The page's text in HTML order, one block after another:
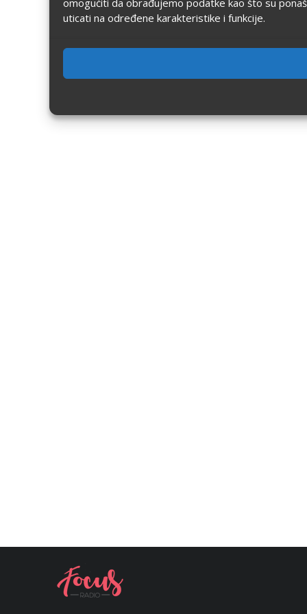
omogućiti da obrađujemo podatke kao što su
uticati na određene karakteristike i funkcije.